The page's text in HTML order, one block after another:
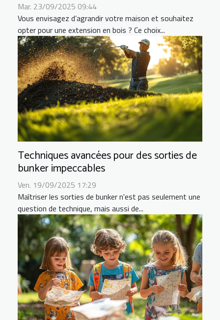
Mar. 23/09/2025 09:44
Vous envisagez d’agrandir votre maison et souhaitez
opter pour une extension en bois ? Ce choix...
Techniques avancées pour des sorties de
bunker impeccables
Ven. 19/09/2025 17:29
Maîtriser les sorties de bunker n'est pas seulement une
question de technique, mais aussi de...